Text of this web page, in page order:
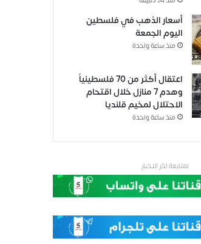
أسعار الذهب في فلسطين
اليوم الجمعة
منذ ساعة واحدة
اعتقال أكثر من 70 فلسطينياً
وهدم 7 منازل خلال اقتحام
الاحتلال لمخيم قلنديا
منذ ساعة واحدة
لمتابعة اخر الاخبار